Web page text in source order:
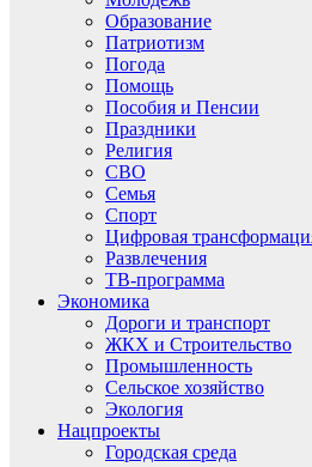
Образование
Патриотизм
Погода
Помощь
Пособия и Пенсии
Праздники
Религия
СВО
Семья
Спорт
Цифровая
Развлечения
ТВ-программа
Экономика
Дороги и транспорт
ЖКХ и Строительство
Промышленность
Сельское хозяйство
Экология
Нацпроекты
Городская среда